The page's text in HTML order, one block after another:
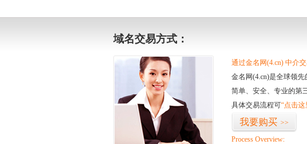
域名交易方式：
通过金名网(4.cn) 中介
金名网(4.cn)是全球领
简单、安全、专业的第
具体交易流程可“点击这
我要购买 >>
Process Overview: